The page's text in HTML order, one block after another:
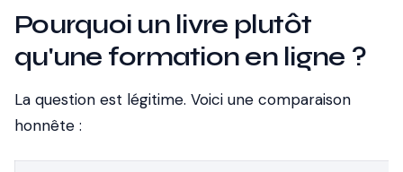
Pourquoi un livre plutôt
qu'une formation en ligne ?
La question est légitime. Voici une comparaison
honnête :